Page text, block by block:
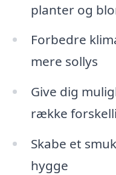
planter og
Forbedre
mere sollys
Give dig
række
Skabe et
hygge